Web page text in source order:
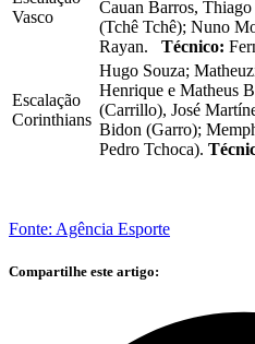
Vasco
Cauan Barros,
(Tchê Tchê); Nuno
Rayan. Técnico:
Escalação
Corinthians
Hugo Souza;
Henrique e Matheus
(Carrillo), José
Bidon (Garro);
Pedro Tchoca).
Fonte: Agência Esporte
Compartilhe este artigo: